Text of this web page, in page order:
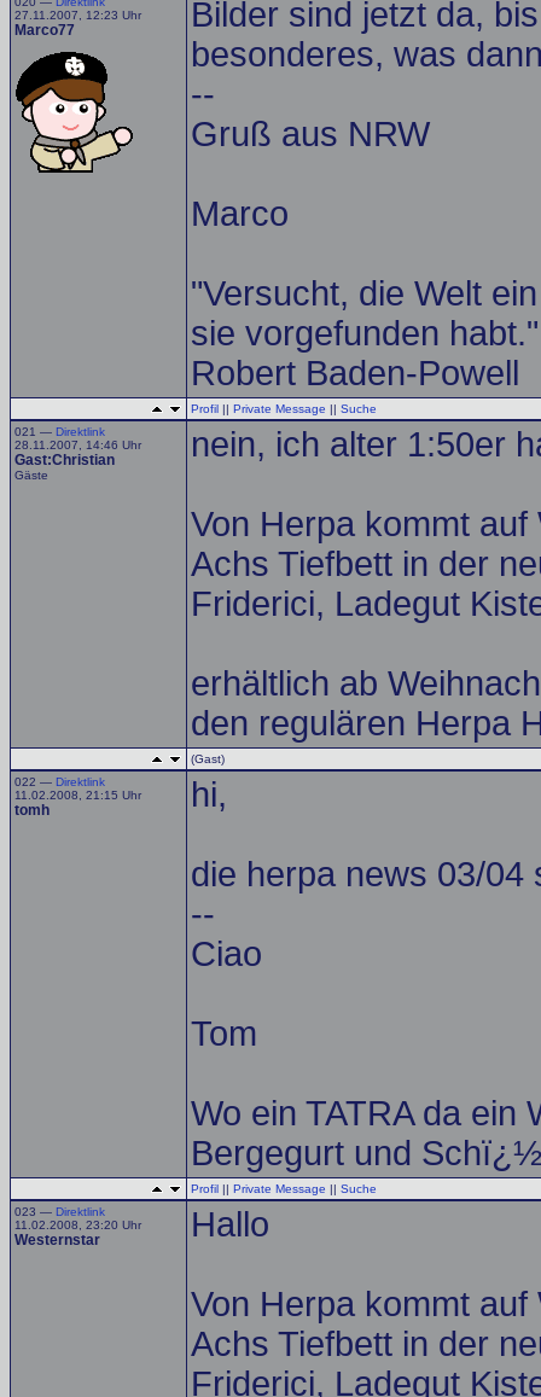
27.11.2007, 12:23 Uhr
Marco77
Bilder sind jetzt da,
besonderes, was
--
Gruß aus NRW
Marco
"Versucht, die Welt
sie vorgefunden habt."
Robert Baden-Powell
Profil || Private Message || Suche
021 — Direktlink
28.11.2007, 14:46 Uhr
Gast:Christian
Gäste
nein, ich alter 1:50er
Von Herpa kommt
Achs Tiefbett in der
Friderici, Ladegut
erhältlich ab
den regulären Herpa
(Gast)
022 — Direktlink
11.02.2008, 21:15 Uhr
tomh hi,
die herpa news 03/04
--
Ciao
Tom
Wo ein TATRA da ein
Bergegurt und
Profil || Private Message || Suche
023 — Direktlink
11.02.2008, 23:20 Uhr
Westernstar Hallo
Von Herpa kommt
Achs Tiefbett in der
Friderici, Ladegut